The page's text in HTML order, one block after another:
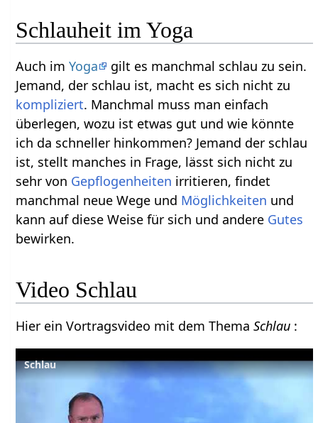
Schlauheit im Yoga
Auch imYoga
gilt es manchmal schlau zu sein.
Jemand, der schlau ist, macht es sich nicht zu
kompliziert. Manchmal muss man einfach
überlegen, wozu ist etwas gut und wie könnte
ich da schneller hinkommen? Jemand der schlau
ist, stellt manches in Frage, lässt sich nicht zu
sehr von Gepflogenheiten irritieren, findet
manchmal neue Wege und Möglichkeiten und
kann auf diese Weise für sich und andere Gutes
bewirken.
Video Schlau
Hier ein Vortragsvideo mit dem ThemaSchlau :
Schlau